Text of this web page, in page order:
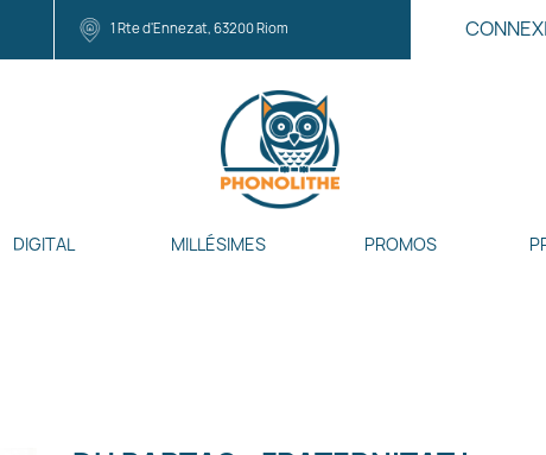
1 Rte d'Ennezat, 63200 Riom
DIGITAL MILLÉSIMES PROMOS